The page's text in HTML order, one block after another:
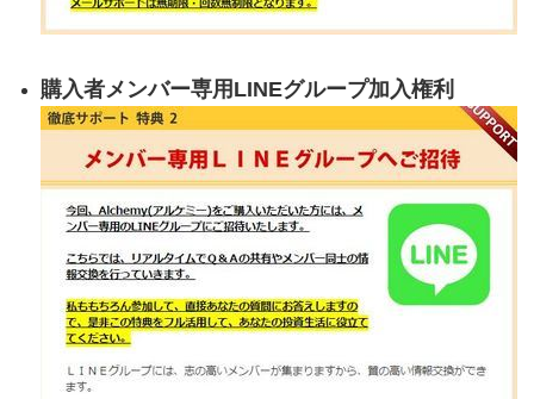
購入者メンバー専用LINEグループ加入権利